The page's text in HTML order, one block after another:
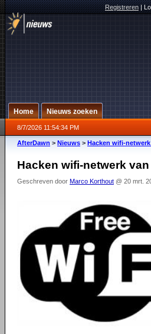
Registreren|
Home Nieuws zoeken
8/7/2026 11:54:34 PM
AfterDawn > Nieuws > Hacken wifi-
Hacken wifi-netwerk
Geschreven door Marco Korthout @ 20 mrt.